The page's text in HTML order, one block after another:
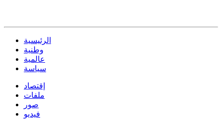
الرئيسية
وطنية
عالمية
سياسة
إقتصاد
ملفات
صور
فيديو